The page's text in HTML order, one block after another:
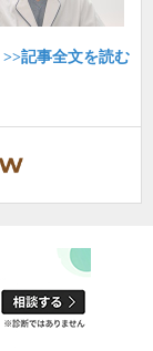
>>記事全文を読む